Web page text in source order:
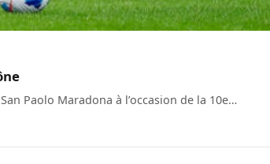
Paolo Maradona à l’occasion de la 10e…